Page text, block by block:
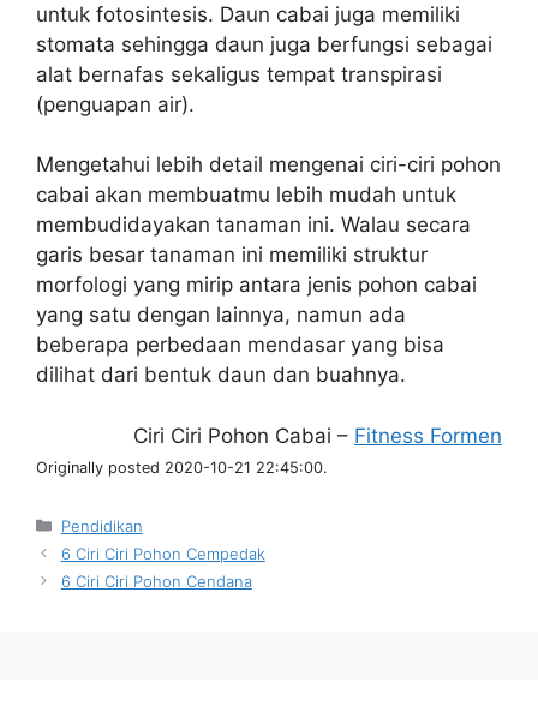
untuk fotosintesis. Daun cabai juga memiliki
stomata sehingga daun juga berfungsi sebagai
alat bernafas sekaligus tempat transpirasi
(penguapan air).
Mengetahui lebih detail mengenai ciri-ciri pohon
cabai akan membuatmu lebih mudah untuk
membudidayakan tanaman ini. Walau secara
garis besar tanaman ini memiliki struktur
morfologi yang mirip antara jenis pohon cabai
yang satu dengan lainnya, namun ada
beberapa perbedaan mendasar yang bisa
dilihat dari bentuk daun dan buahnya.
Ciri Ciri Pohon Cabai – Fitness Formen
Originally posted 2020-10-21 22:45:00.
Kategori
Pendidikan
6 Ciri Ciri Pohon Cempedak
6 Ciri Ciri Pohon Cendana